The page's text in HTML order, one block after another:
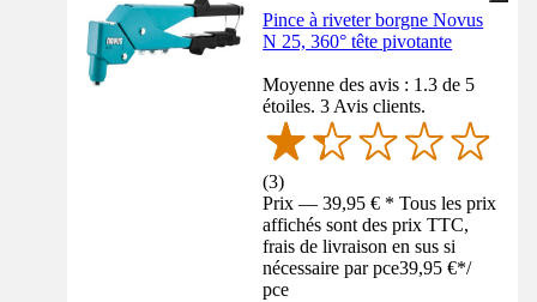
Pince à riveter borgne Novus
N 25, 360° tête pivotante
Moyenne des avis : 1.3 de 5
étoiles. 3 Avis clients.
(3)
Prix — 39,95 € * Tous les prix
affichés sont des prix TTC,
frais de livraison en sus si
nécessaire par pce39,95 €*/
pce